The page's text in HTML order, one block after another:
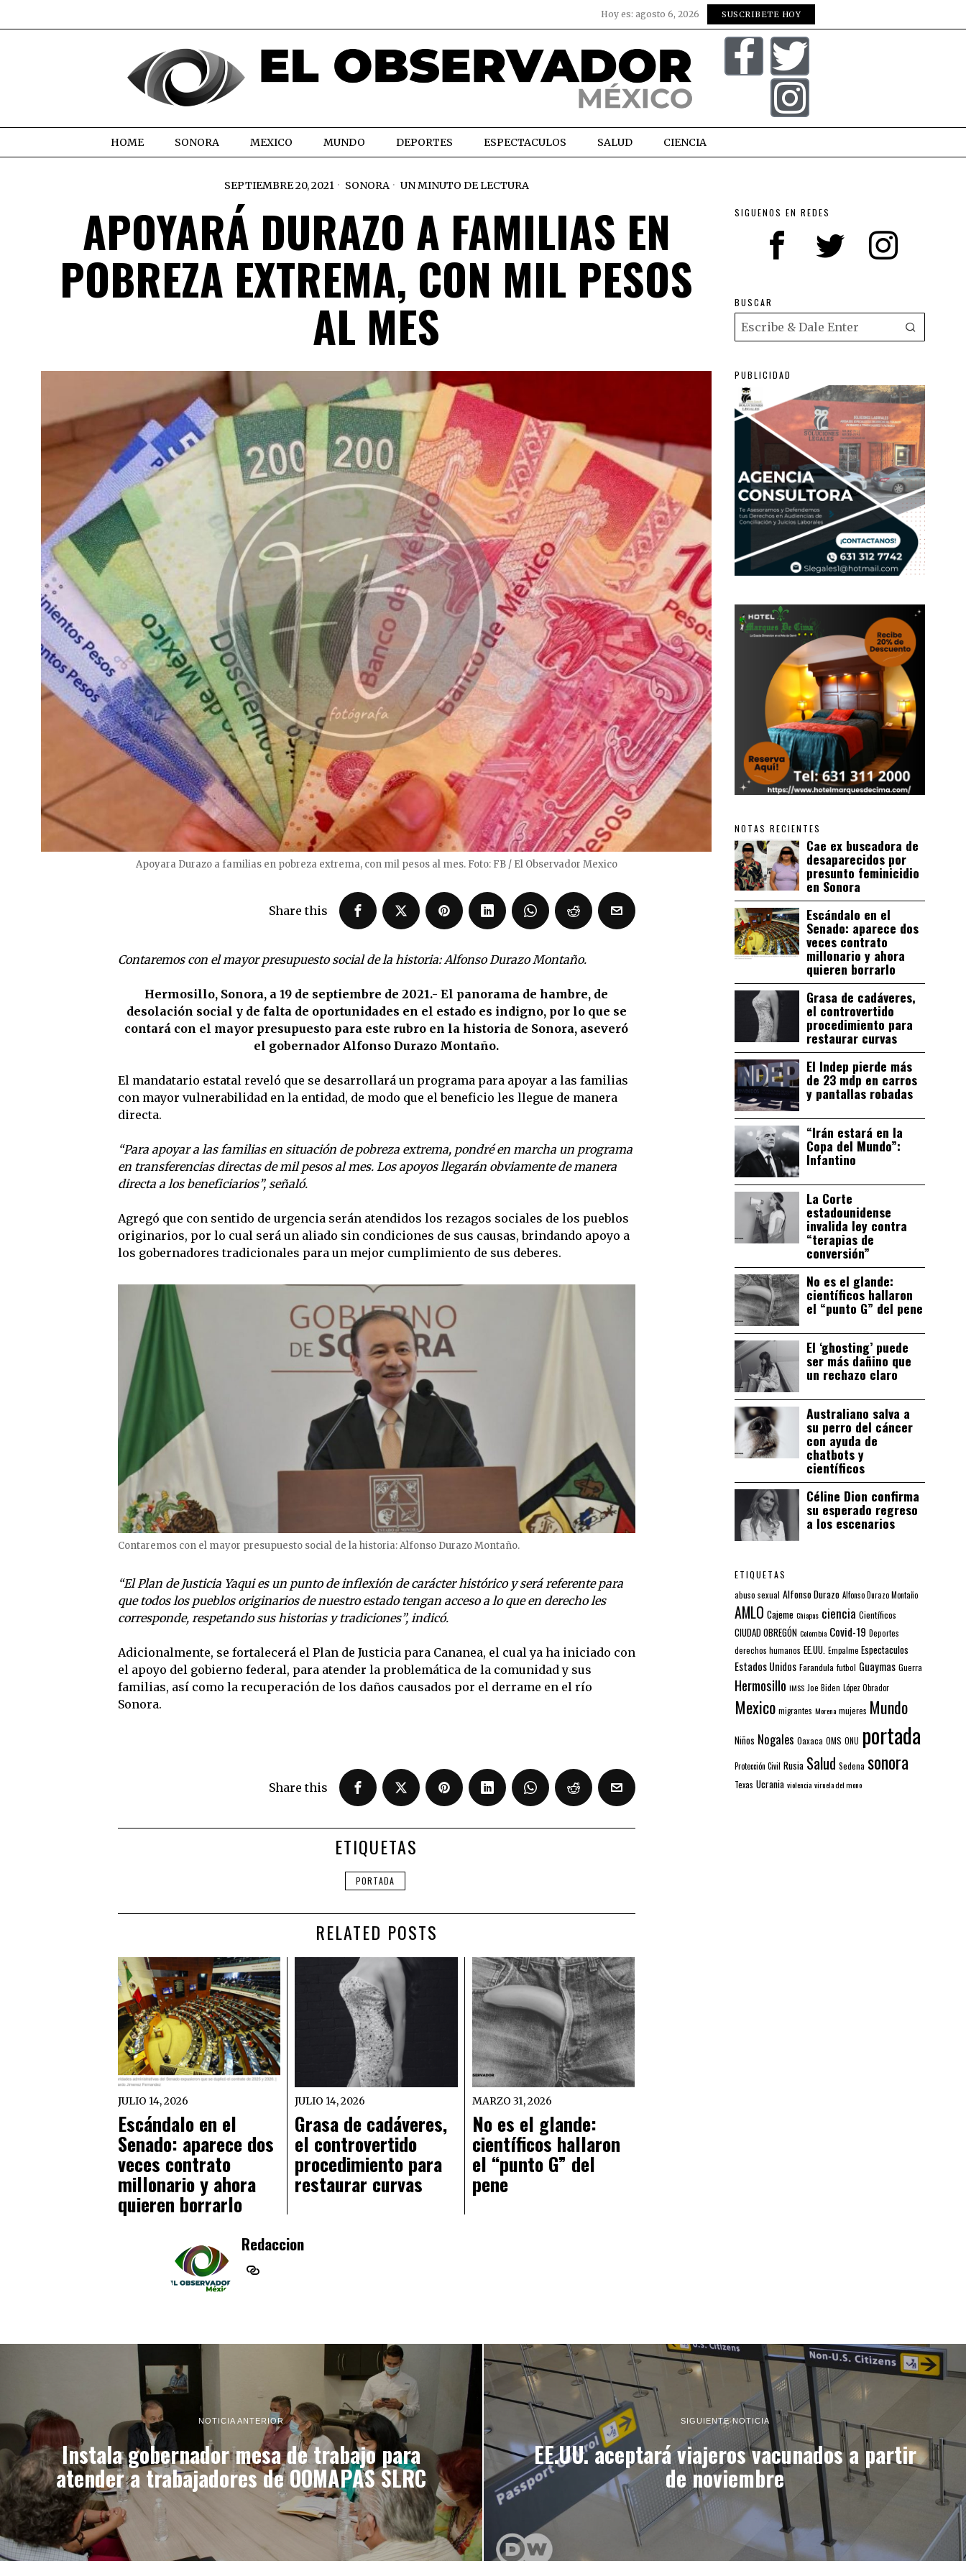
Hoy es: agosto 6, 2026 SUSCRIBETE HOY
HOME SONORA MEXICO MUNDO DEPORTES ESPECTACULOS SALUD CIENCIA
SEPTIEMBRE 20, 2021 SONORA UN MINUTO DE LECTURA
APOYARÁ DURAZO A FAMILIAS EN
POBREZA EXTREMA, CON MIL PESOS
AL MES
Apoyara Durazo a familias en pobreza extrema, con mil pesos al mes. Foto: FB / El Observador Mexico
Share this
Contaremos con el mayor presupuesto social de la historia: Alfonso Durazo Montaño.
Hermosillo, Sonora, a 19 de septiembre de 2021.- El panorama de hambre, de
desolación social y de falta de oportunidades en el estado es indigno, por lo que se
contará con el mayor presupuesto para este rubro en la historia de Sonora, aseveró
el gobernador Alfonso Durazo Montaño.
El mandatario estatal reveló que se desarrollará un programa para apoyar a las familias
con mayor vulnerabilidad en la entidad, de modo que el beneficio les llegue de manera
directa.
“Para apoyar a las familias en situación de pobreza extrema, pondré en marcha un programa
en transferencias directas de mil pesos al mes. Los apoyos llegarán obviamente de manera
directa a los beneficiarios”, señaló.
Agregó que con sentido de urgencia serán atendidos los rezagos sociales de los pueblos
originarios, por lo cual será un aliado sin condiciones de sus causas, brindando apoyo a
los gobernadores tradicionales para un mejor cumplimiento de sus deberes.
Contaremos con el mayor presupuesto social de la historia: Alfonso Durazo Montaño.
“El Plan de Justicia Yaqui es un punto de inflexión de carácter histórico y será referente para
que todos los pueblos originarios de nuestro estado tengan acceso a lo que en derecho les
corresponde, respetando sus historias y tradiciones”, indicó.
Adicionalmente, se fortalecerá el Plan de Justicia para Cananea, el cual ya ha iniciado con
el apoyo del gobierno federal, para atender la problemática de la comunidad y sus
familias, así como la recuperación de los daños causados por el derrame en el río
Sonora.
Share this
ETIQUETAS
PORTADA
RELATED POSTS
JULIO 14, 2026
Escándalo en el
Senado: aparece dos
veces contrato
millonario y ahora
quieren borrarlo
JULIO 14, 2026
Grasa de cadáveres,
el controvertido
procedimiento para
restaurar curvas
MARZO 31, 2026
No es el glande:
científicos hallaron
el “punto G” del
pene
Redaccion
SIGUENOS EN REDES
BUSCAR
PUBLICIDAD
NOTAS RECIENTES
Cae ex buscadora de
desaparecidos por
presunto feminicidio
en Sonora
Escándalo en el
Senado: aparece dos
veces contrato
millonario y ahora
quieren borrarlo
Grasa de cadáveres,
el controvertido
procedimiento para
restaurar curvas
El Indep pierde más
de 23 mdp en carros
y pantallas robadas
“Irán estará en la
Copa del Mundo”:
Infantino
La Corte
estadounidense
invalida ley contra
“terapias de
conversión”
No es el glande:
científicos hallaron
el “punto G” del pene
El ‘ghosting’ puede
ser más dañino que
un rechazo claro
Australiano salva a
su perro del cáncer
con ayuda de
chatbots y
científicos
Céline Dion confirma
su esperado regreso
a los escenarios
ETIQUETAS
abuso sexual Alfonso Durazo Alfonso Durazo Montaño
AMLO Cajeme Chiapas ciencia Científicos
CIUDAD OBREGÓN Colombia Covid-19 Deportes
derechos humanos EE.UU. Empalme Espectaculos
Estados Unidos Farandula futbol Guaymas Guerra
Hermosillo IMSS Joe Biden López Obrador
Mexico migrantes Morena mujeres Mundo
Niños Nogales Oaxaca OMS ONU portada
Protección Civil Rusia Salud Sedena sonora
Texas Ucrania violencia viruela del mono
NOTICIA ANTERIOR
Instala gobernador mesa de trabajo para
atender a trabajadores de OOMAPAS SLRC
SIGUIENTE NOTICIA
EE.UU. aceptará viajeros vacunados a partir
de noviembre